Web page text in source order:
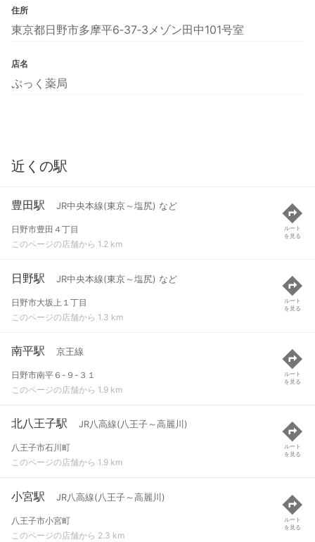
住所
東京都日野市多摩平6‐37‐3メゾン田中101号室
店名
ぷっく薬局
近くの駅
豊田駅 JR中央本線(東京～塩尻) など
日野市豊田４丁目
このページの店舗から 1.2 km
ルート
を見る
日野駅 JR中央本線(東京～塩尻) など
日野市大坂上１丁目
このページの店舗から 1.3 km
ルート
を見る
南平駅 京王線
日野市南平６-９-３１
このページの店舗から 1.9 km
ルート
を見る
北八王子駅 JR八高線(八王子～高麗川)
八王子市石川町
このページの店舗から 1.9 km
ルート
を見る
小宮駅 JR八高線(八王子～高麗川)
八王子市小宮町
このページの店舗から 2.3 km
ルート
を見る